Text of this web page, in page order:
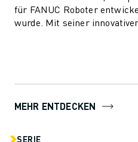
für FANUC Roboter
wurde. Mit seiner
MEHR ENTDECKEN
SERIE